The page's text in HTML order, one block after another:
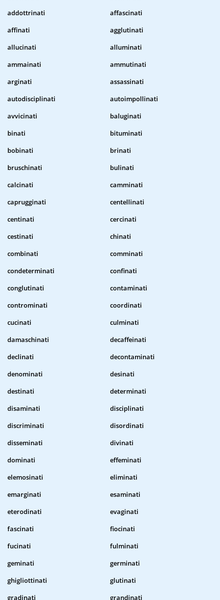
addottrinati
affascinati
affinati
agglutinati
allucinati
alluminati
ammainati
ammutinati
arginati
assassinati
autodisciplinati
autoimpollinati
avvicinati
baluginati
binati
bituminati
bobinati
brinati
bruschinati
bulinati
calcinati
camminati
caprugginati
centellinati
centinati
cercinati
cestinati
chinati
combinati
comminati
condeterminati
confinati
conglutinati
contaminati
controminati
coordinati
cucinati
culminati
damaschinati
decaffeinati
declinati
decontaminati
denominati
desinati
destinati
determinati
disaminati
disciplinati
discriminati
disordinati
disseminati
divinati
dominati
effeminati
elemosinati
eliminati
emarginati
esaminati
eterodinati
evaginati
fascinati
fiocinati
fucinati
fulminati
geminati
germinati
ghigliottinati
glutinati
gradinati
grandinati